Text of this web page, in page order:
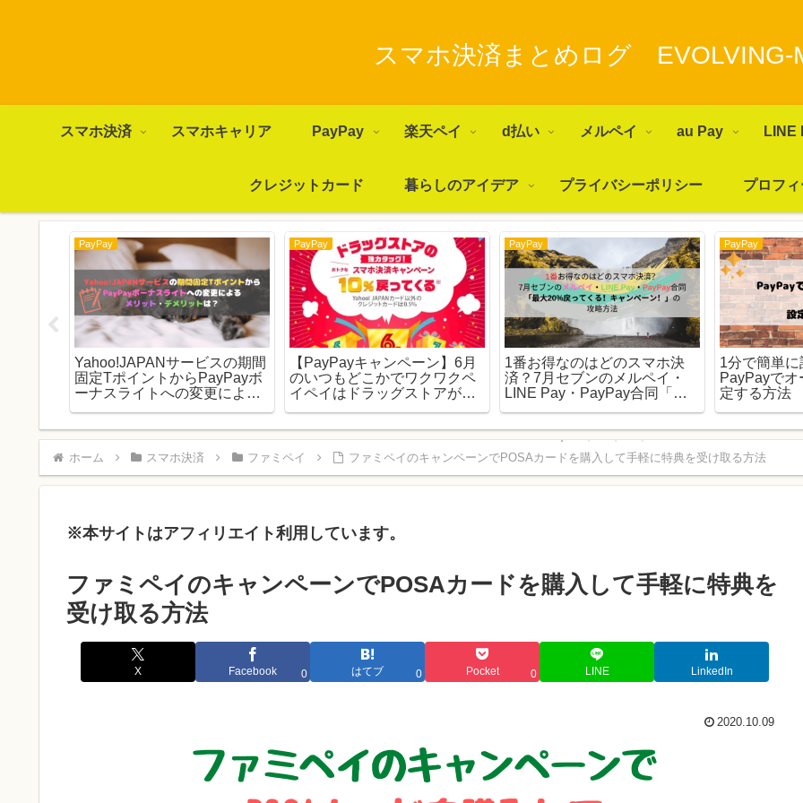
スマホ決済まとめログ EVOLVING-
スマホ決済 スマホキャリア PayPay 楽天ペイ d払い メルペイ au Pay LINE
クレジットカード 暮らしのアイデア プライバシーポリシー プロフ
PayPay
Yahoo!JAPANサービスの期間
固定TポイントからPayPayボ
ーナスライトへの変更による
PayPay
【PayPayキャンペーン】6月
のいつもどこかでワクワクペ
イペイはドラッグストアがお
PayPay
1番お得なのはどのスマホ決
済？7月セブンのメルペイ・
LINE Pay・PayPay合同「最
PayPay
1分で簡単
PayPayで
定する方法
ホーム スマホ決済 ファミペイ ファミペイのキャンペーンでPOSAカードを購入して手軽に特典を受け取る方法
※本サイトはアフィリエイト利用しています。
ファミペイのキャンペーンでPOSAカードを購入して手軽に特典を
受け取る方法
X Facebook 0 はてブ 0 Pocket 0 LINE LinkedIn
2020.10.09